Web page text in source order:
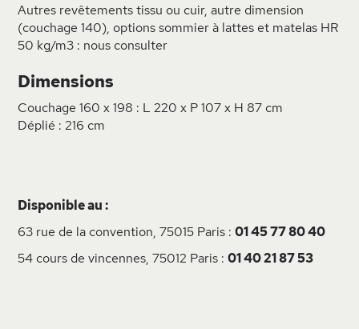
Autres revêtements tissu ou cuir, autre dimension
(couchage 140), options sommier à lattes et matelas HR
50 kg/m3 : nous consulter
Dimensions
Couchage 160 x 198 : L 220 x P 107 x H 87 cm
Déplié : 216 cm
Disponible au :
63 rue de la convention, 75015 Paris : 01 45 77 80 40
54 cours de vincennes, 75012 Paris : 01 40 21 87 53